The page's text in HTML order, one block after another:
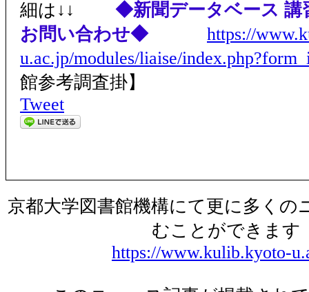
細は ↓↓
◆新聞データベース 講
お問い合わせ◆
https://
u.ac.jp/modules/liaise/
館参考調査掛】
Tweet
京都大学図書館機構にて更に多くの
むことができます
https://www.kulib.kyoto-